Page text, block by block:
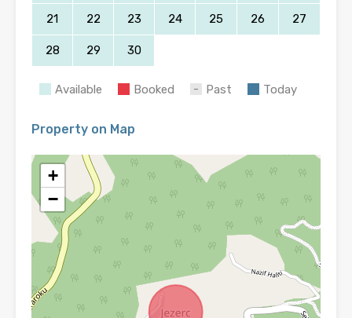
21 22 23 24 25 26 27
28 29 30
Available Booked Past Today
Property on Map
+
−